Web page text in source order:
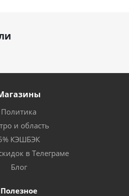
Политика
и область
КЭШБЭК
в Телеграме
Блог
Полезное